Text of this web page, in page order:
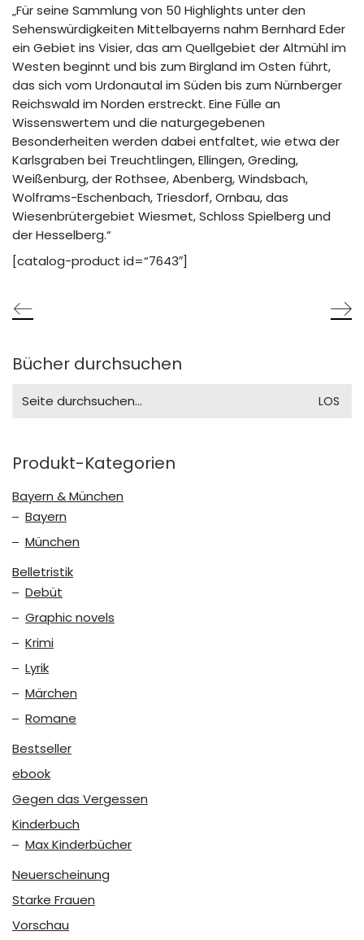
„Für seine Sammlung von 50 Highlights unter den
Sehenswürdigkeiten Mittelbayerns nahm Bernhard Eder
ein Gebiet ins Visier, das am Quellgebiet der Altmühl im
Westen beginnt und bis zum Birgland im Osten führt,
das sich vom Urdonautal im Süden bis zum Nürnberger
Reichswald im Norden erstreckt. Eine Fülle an
Wissenswertem und die naturgegebenen
Besonderheiten werden dabei entfaltet, wie etwa der
Karlsgraben bei Treuchtlingen, Ellingen, Greding,
Weißenburg, der Rothsee, Abenberg, Windsbach,
Wolframs-Eschenbach, Triesdorf, Ornbau, das
Wiesenbrütergebiet Wiesmet, Schloss Spielberg und
der Hesselberg.“
[catalog-product id=“7643″]
Bücher durchsuchen
for:
Produkt-Kategorien
Bayern & München
Bayern
München
Belletristik
Debüt
Graphic novels
Krimi
Lyrik
Märchen
Romane
Bestseller
ebook
Gegen das Vergessen
Kinderbuch
Max Kinderbücher
Neuerscheinung
Starke Frauen
Vorschau